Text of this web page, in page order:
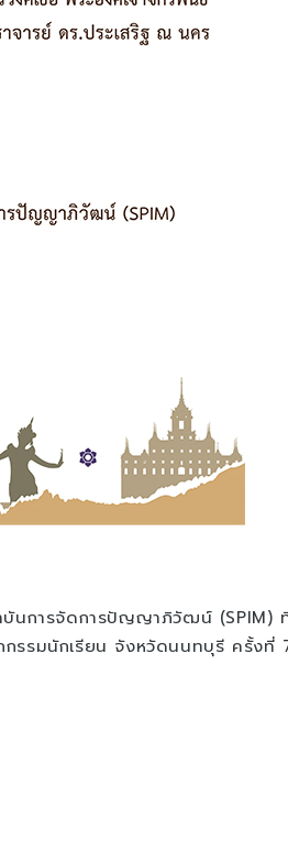
บันการจัดการปัญญาภิวัฒน์ (SPIM)
รรมนักเรียน จังหวัดนนทบุรี ครั้ง